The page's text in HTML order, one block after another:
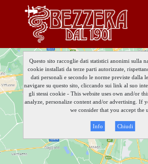
Questo sito raccoglie dati statistici anonimi sulla
cookie installati da terze parti autorizzate,
dati personali e secondo le norme previste dalla
navigare su questo sito, cliccando sui link al suo
gli stessi cookie - This website uses own and/or
analyze, personalize content and/or advertising. If
we consider that you accept the
Info Chiudi